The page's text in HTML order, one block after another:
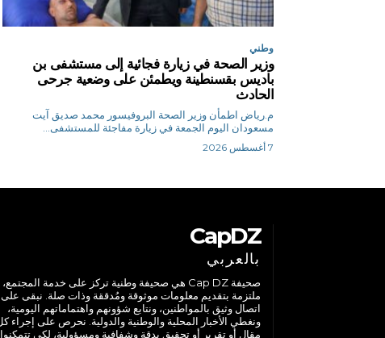
وطني
وزير الصحة في زيارة فجائية إلى مستشفى بن
باديس بقسنطينة ويطمئن على وضعية جرحى
الحادث
م.رياض اطمأن وزير الصحة البروفيسور محمد صديق آيت
مسعودان اليوم الجمعة في زيارة مفاجئة للمستشفى...
7 أغسطس 2026
CapDZ
بالعربي
صحيفة Cap DZ هي صحيفة وطنية تركز على خدمة المجتمع،
ملتزمة بتقديم معلومات موثوقة ومُدققة وذات صلة. نبقى على
اتصال وثيق بالمواطنين، ونتابع شؤونهم واهتماماتهم اليومية،
ونغطي الأخبار المحلية والوطنية والدولية. نحرص على إجراء
مقال أو تقرير أو تحقيق بدقة وشفافية ومسؤولية، لكي تتمكنوا